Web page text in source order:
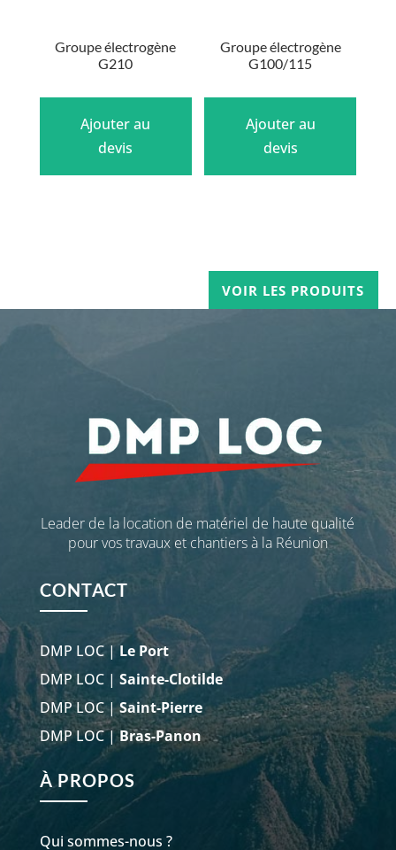
Groupe électrogène
G210
Ajouter au
devis
Groupe électrogène
G100/115
Ajouter au
devis
VOIR LES PRODUITS
Leader de la location de matériel de haute qualité
pour vos travaux et chantiers à la Réunion
CONTACT
DMP LOC |Le Port
DMP LOC | Sainte-Clotilde
DMP LOC |Saint-Pierre
DMP LOC |Bras-Panon
À PROPOS
Qui sommes-nous ?